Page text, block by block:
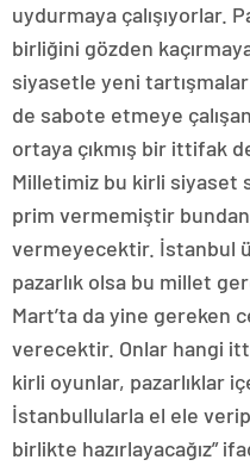
uydurmaya çalışıyorlar.
birliğini gözden
siyasetle yeni
de sabote etmeye
ortaya çıkmış bir ittifak
Milletimiz bu kirli siyaset
prim vermemiştir
vermeyecektir. İstanbul
pazarlık olsa bu millet
Mart’ta da yine gereken
verecektir. Onlar hangi
kirli oyunlar, pazarlıklar
İstanbullularla el ele
birlikte hazırlayacağız”